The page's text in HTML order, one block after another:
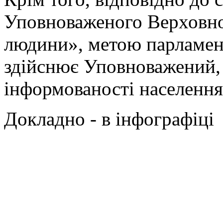
Уповноваженого
людини», метою
здійснює
інформованості
Докладно - в інфографіці